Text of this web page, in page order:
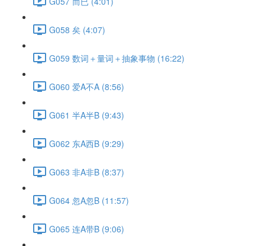
G058 矣 (4:07)
G059 数词＋量词＋抽象事物 (16:22)
G060 爱A不A (8:56)
G061 半A半B (9:43)
G062 东A西B (9:29)
G063 非A非B (8:37)
G064 忽A忽B (11:57)
G065 连A带B (9:06)